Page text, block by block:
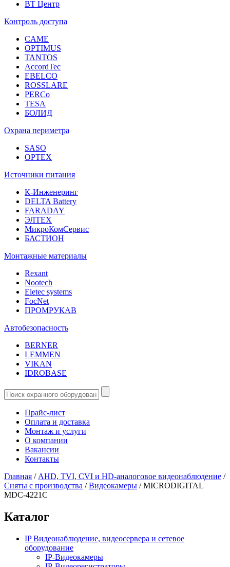
ВТ Центр
Контроль доступа
CAME
OPTIMUS
TANTOS
AccordTec
EBELCO
ROSSLARE
PERCo
TESA
БОЛИД
Охрана периметра
SASO
OPTEX
Источники питания
К-Инженеринг
DELTA Battery
FARADAY
ЭЛТЕХ
МикроКомСервис
БАСТИОН
Монтажные материалы
Rexant
Nootech
Eletec systems
FocNet
ПРОМРУКАВ
Автобезопасность
BERNER
LEMMEN
VIKAN
IDROBASE
Прайс-лист
Оплата и доставка
Монтаж и услуги
О компании
Вакансии
Контакты
Главная / AHD, TVI, CVI и HD-аналоговое видеонаблюдение /
Сняты с производства /Видеокамеры /MICRODIGITAL
MDC-4221С
Каталог
IP Видеонаблюдение, видеосервера и сетевое
оборудование
IP-Видеокамеры